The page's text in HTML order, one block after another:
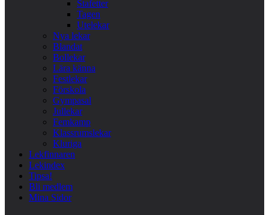
Stafetter
Tagen
Utelekar
Nya lekar
Blandat
Bollekar
Lära känna
Festlekar
Förskola
Gympasal
Jullekar
Femkamp
Klassrumslekar
Kluriga
Lekfinnaren
Lekindex
Tipsa!
Bli medlem
Mina Sidor